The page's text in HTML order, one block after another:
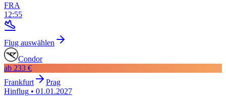
FRA
12:55
Flug auswählen
Condor
ab 233 €
Frankfurt
Prag
Hinflug • 01.01.2027